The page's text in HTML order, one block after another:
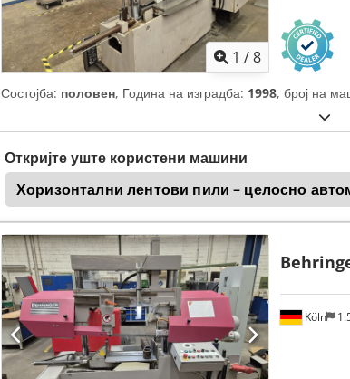
1 /8
Состојба: половен, Година на изградба: 1998, број на
Откријте уште користени машини
Хоризонтални лентови пили – целосно
Köln